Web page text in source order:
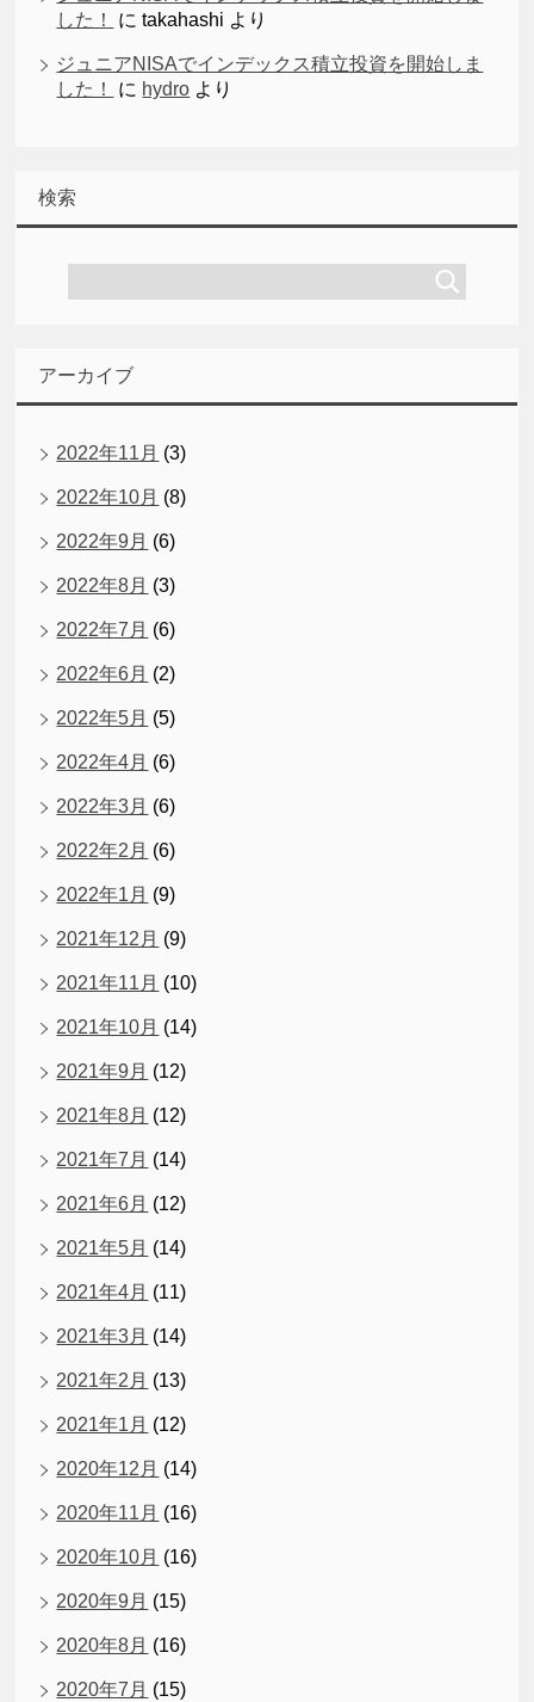
した！
にtakahashi より
ジュニアNISAでインデックス積立投資を開始しま
した！
に hydro より
検索
アーカイブ
2022年11月 (3)
2022年10月 (8)
2022年9月 (6)
2022年8月 (3)
2022年7月 (6)
2022年6月 (2)
2022年5月 (5)
2022年4月 (6)
2022年3月 (6)
2022年2月 (6)
2022年1月 (9)
2021年12月 (9)
2021年11月 (10)
2021年10月 (14)
2021年9月 (12)
2021年8月 (12)
2021年7月 (14)
2021年6月 (12)
2021年5月 (14)
2021年4月 (11)
2021年3月 (14)
2021年2月 (13)
2021年1月 (12)
2020年12月 (14)
2020年11月 (16)
2020年10月 (16)
2020年9月 (15)
2020年8月 (16)
2020年7月 (15)